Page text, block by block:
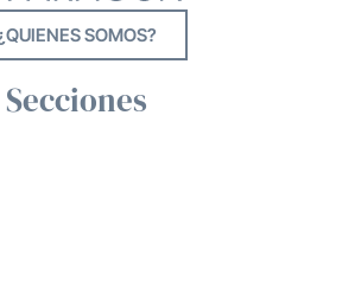
SOMOS?
Secciones